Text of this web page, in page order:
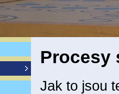
Procesy
Jak to jsou